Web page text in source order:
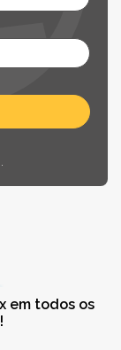
em todos os